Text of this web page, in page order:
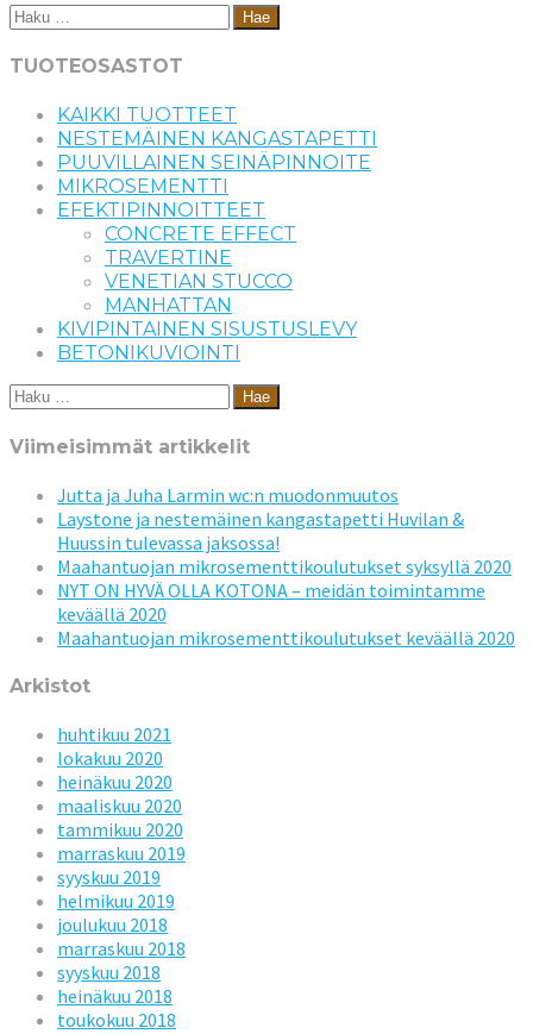
Haku:
TUOTEOSASTOT
KAIKKI TUOTTEET
NESTEMÄINEN KANGASTAPETTI
PUUVILLAINEN SEINÄPINNOITE
MIKROSEMENTTI
EFEKTIPINNOITTEET
CONCRETE EFFECT
TRAVERTINE
VENETIAN STUCCO
MANHATTAN
KIVIPINTAINEN SISUSTUSLEVY
BETONIKUVIOINTI
Haku:
Viimeisimmät artikkelit
Jutta ja Juha Larmin wc:n muodonmuutos
Laystone ja nestemäinen kangastapetti Huvilan &
Huussin tulevassa jaksossa!
Maahantuojan mikrosementtikoulutukset syksyllä 2020
NYT ON HYVÄ OLLA KOTONA – meidän toimintamme
keväällä 2020
Maahantuojan mikrosementtikoulutukset keväällä 2020
Arkistot
huhtikuu 2021
lokakuu 2020
heinäkuu 2020
maaliskuu 2020
tammikuu 2020
marraskuu 2019
syyskuu 2019
helmikuu 2019
joulukuu 2018
marraskuu 2018
syyskuu 2018
heinäkuu 2018
toukokuu 2018